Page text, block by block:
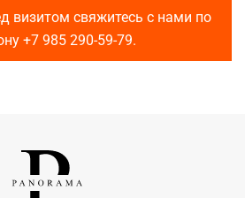
визитом свяжитесь с нами по
+7 985 290-59-79.